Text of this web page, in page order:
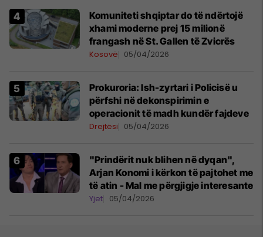
Komuniteti shqiptar do të ndërtojë
xhami moderne prej 15 milionë
frangash në St. Gallen të Zvicrës
Kosovë 05/04/2026
Prokuroria: Ish-zyrtari i Policisë u
përfshi në dekonspirimin e
operacionit të madh kundër fajdeve
Drejtësi 05/04/2026
"Prindërit nuk blihen në dyqan",
Arjan Konomi i kërkon të pajtohet me
të atin - Mal me përgjigje interesante
Yjet 05/04/2026